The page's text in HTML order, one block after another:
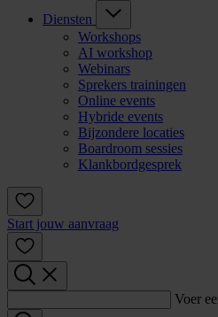
Diensten
Workshops
AI workshop
Webinars
Sprekers trainingen
Online events
Hybride events
Bijzondere locaties
Boardroom sessies
Klankbordgesprek
Start jouw aanvraag
Voer